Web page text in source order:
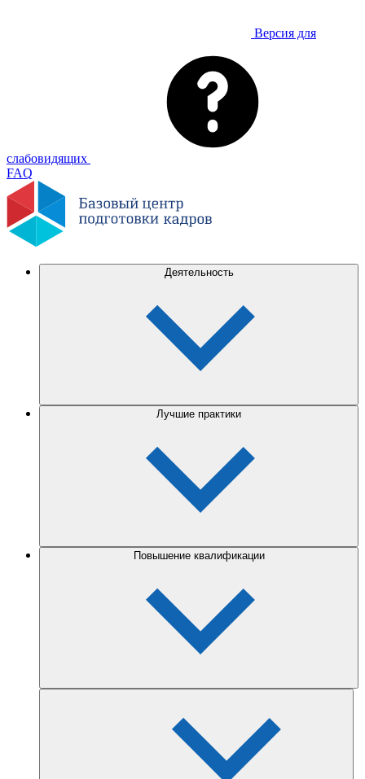
Версия для
слабовидящих
FAQ
Деятельность
Лучшие практики
Повышение квалификации